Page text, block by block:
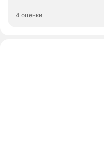
4 оценки